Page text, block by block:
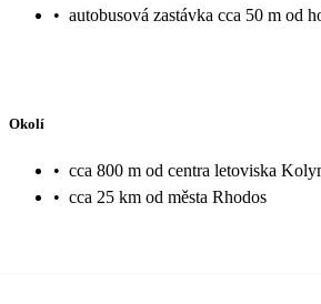
• autobusová zastávka cca 50 m od
Okolí
• cca 800 m od centra letoviska
• cca 25 km od města Rhodos